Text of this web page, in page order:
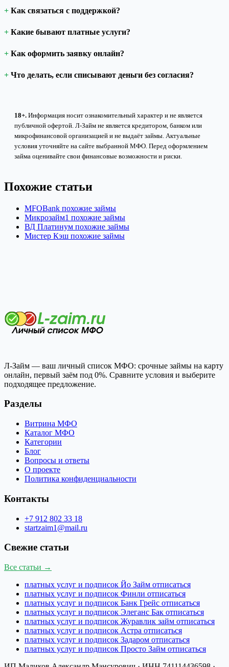
Как связаться с поддержкой?
Какие бывают платные услуги?
Как оформить заявку онлайн?
Что делать, если списывают деньги без согласия?
18+. Информация носит ознакомительный характер и не является
публичной офертой. Л-Займ не является кредитором, банком или
микрофинансовой организацией и не выдаёт займы. Актуальные
условия уточняйте на сайте выбранной МФО. Перед оформлением
займа оценивайте свои финансовые возможности и риски.
Похожие статьи
MFOBank похожие займы
Микрозайм1 похожие займы
ВД Платинум похожие займы
Мистер Кэш похожие займы
Л-Займ — ваш личный список МФО: срочные займы на карту
онлайн, первый заём под 0%. Сравните условия и выберите
подходящее предложение.
Разделы
Витрина МФО
Каталог МФО
Категории
Блог
Вопросы и ответы
О проекте
Политика конфиденциальности
Контакты
+7 912 802 33 18
startzaim1@mail.ru
Свежие статьи
Все статьи →
платных услуг и подписок Йо Займ отписаться
платных услуг и подписок Финли отписаться
платных услуг и подписок Банк Грейс отписаться
платных услуг и подписок Элеганс Бак отписаться
платных услуг и подписок Журавлик займ отписаться
платных услуг и подписок Астра отписаться
платных услуг и подписок Задаром отписаться
платных услуг и подписок Просто Займ отписаться